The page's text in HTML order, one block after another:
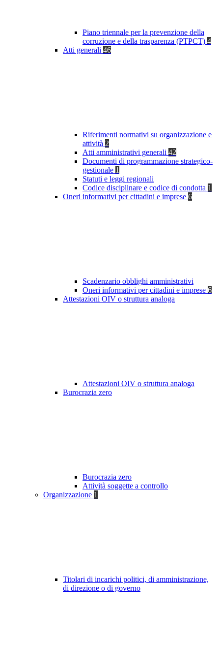
Piano triennale per la prevenzione della
corruzione e della trasparenza (PTPCT) 4
Atti generali 46
Riferimenti normativi su organizzazione e
attività 2
Atti amministrativi generali 42
Documenti di programmazione strategico-
gestionale 1
Statuti e leggi regionali
Codice disciplinare e codice di condotta 1
Oneri informativi per cittadini e imprese 6
Scadenzario obblighi amministrativi
Oneri informativi per cittadini e imprese 6
Attestazioni OIV o struttura analoga
Attestazioni OIV o struttura analoga
Burocrazia zero
Burocrazia zero
Attività soggette a controllo
Organizzazione 1
Titolari di incarichi politici, di amministrazione,
di direzione o di governo